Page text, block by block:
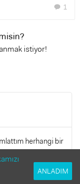
chat 1
istiyor!
herhangi bir
giriyoruz
ANLADIM